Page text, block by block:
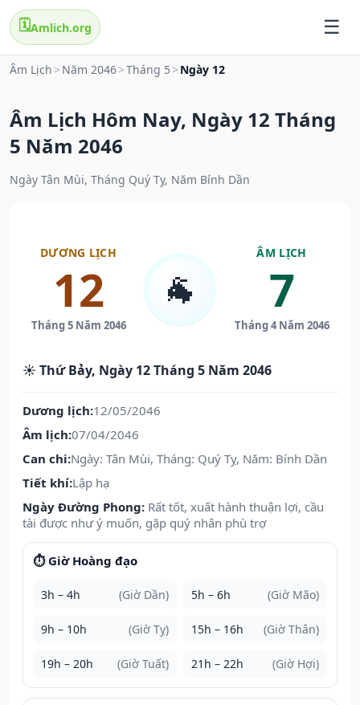
🗓️Amlich.org
Âm Lịch > Năm 2046>Tháng 5 > Ngày 12
Âm Lịch Hôm Nay, Ngày 12 Tháng
5 Năm 2046
Ngày Tân Mùi, Tháng Quý Tỵ, Năm Bính Dần
DƯƠNG LỊCH
12
Tháng 5 Năm 2046
🐐
ÂM LỊCH
7
Tháng 4 Năm 2046
☀️ Thứ Bảy, Ngày 12 Tháng 5 Năm 2046
Dương lịch:12/05/2046
Âm lịch:07/04/2046
Can chi:Ngày: Tân Mùi, Tháng: Quý Tỵ, Năm: Bính Dần
Tiết khí:Lập hạ
Ngày Đường Phong: Rất tốt, xuất hành thuận lợi, cầu
tài được như ý muốn, gặp quý nhân phù trợ
⏱️ Giờ Hoàng đạo
3h – 4h (Giờ Dần) 5h – 6h (Giờ Mão)
9h – 10h (Giờ Tỵ) 15h – 16h (Giờ Thân)
19h – 20h (Giờ Tuất) 21h – 22h (Giờ Hợi)